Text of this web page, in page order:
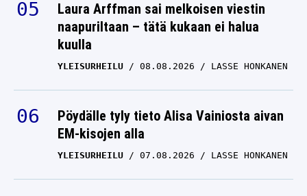
Laura Arffman sai melkoisen viestin
naapuriltaan – tätä kukaan ei halua
kuulla
YLEISURHEILU 08.08.2026 LASSE HONKANEN
Pöydälle tyly tieto Alisa Vainiosta aivan
EM-kisojen alla
YLEISURHEILU 07.08.2026 LASSE HONKANEN